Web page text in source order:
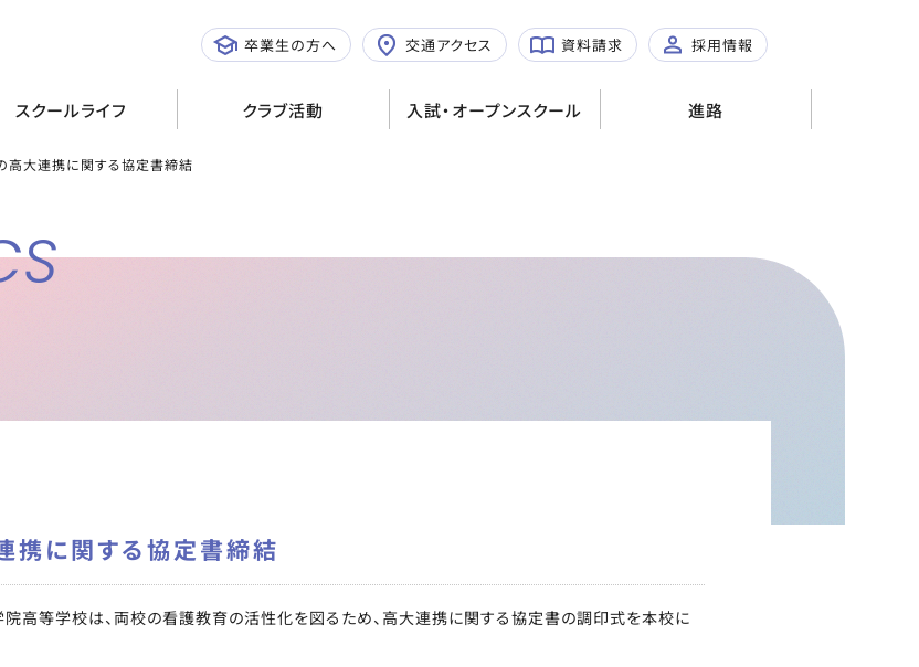
卒業生の方へ 交通アクセス 資料請求 採用情報
スクールライフ クラブ活動
文化系
入試・オープンスクール
過去問
進路
ジ
高大連携に関する協定書締結
携に関する協定書締結
高等学校は、両校の看護教育の活性化を図るため、高大連携に関する協定書の調印式を本校に